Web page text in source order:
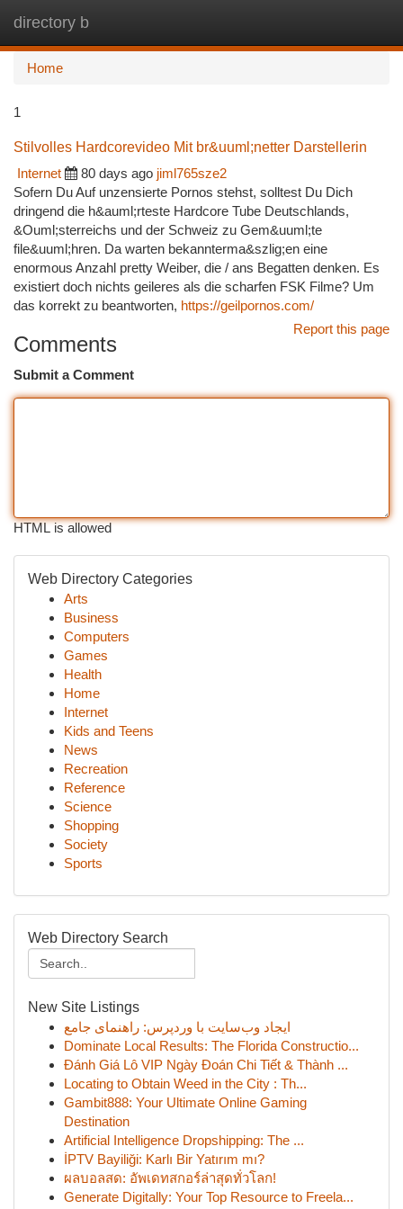
directory b
Home
1
Stilvolles Hardcorevideo Mit br&uuml;netter Darstellerin
Internet
80 days ago jiml765sze2
Sofern Du Auf unzensierte Pornos stehst, solltest Du Dich
dringend die h&auml;rteste Hardcore Tube Deutschlands,
&Ouml;sterreichs und der Schweiz zu Gem&uuml;te
file&uuml;hren. Da warten bekannterma&szlig;en eine
enormous Anzahl pretty Weiber, die / ans Begatten denken. Es
existiert doch nichts geileres als die scharfen FSK Filme? Um
das korrekt zu beantworten, https://geilpornos.com/
Report this page
Comments
Submit a Comment
HTML is allowed
Web Directory Categories
Arts
Business
Computers
Games
Health
Home
Internet
Kids and Teens
News
Recreation
Reference
Science
Shopping
Society
Sports
Web Directory Search
New Site Listings
ایجاد وب‌سایت با وردپرس: راهنمای جامع
Dominate Local Results: The Florida Constructio...
Đánh Giá Lô VIP Ngày Đoán Chi Tiết & Thành ...
Locating to Obtain Weed in the City : Th...
Gambit888: Your Ultimate Online Gaming
Destination
Artificial Intelligence Dropshipping: The ...
İPTV Bayiliği: Karlı Bir Yatırım mı?
ผลบอลสด: อัพเดทสกอร์ล่าสุดทั่วโลก!
Generate Digitally: Your Top Resource to Freela...